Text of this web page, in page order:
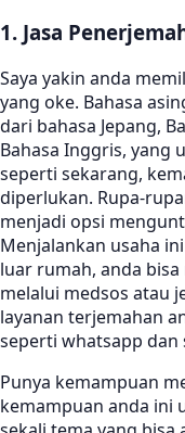
1. Jasa
Saya yakin anda
yang oke. Bahasa
dari bahasa Jepang,
Bahasa Inggris, yang
seperti sekarang,
diperlukan. Rupa-
menjadi opsi
Menjalankan usaha
luar rumah, anda
melalui medsos atau
layanan terjemahan
seperti whatsapp dan
Punya kemampuan
kemampuan anda ini